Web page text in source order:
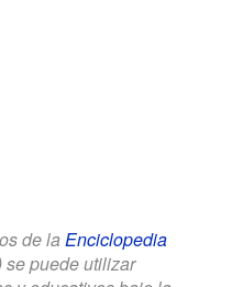
de la Enciclopedia
puede utilizar